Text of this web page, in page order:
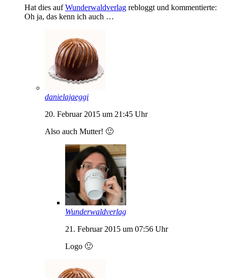
Hat dies aufWunderwaldverlag rebloggt und kommentierte:
Oh ja, das kenn ich auch …
danielajaeggi
20. Februar 2015 um 21:45 Uhr
Also auch Mutter! 🙂
Wunderwaldverlag
21. Februar 2015 um 07:56 Uhr
Logo 🙂